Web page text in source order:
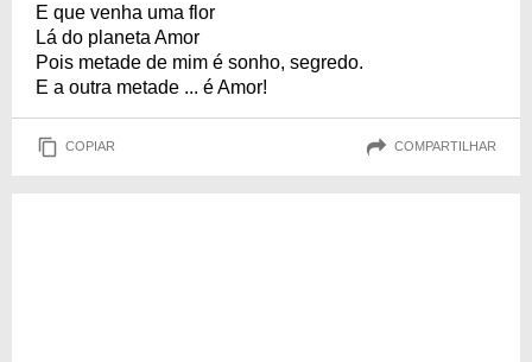
E que venha uma flor
Lá do planeta Amor
Pois metade de mim é sonho, segredo.
E a outra metade ... é Amor!
COPIAR COMPARTILHAR